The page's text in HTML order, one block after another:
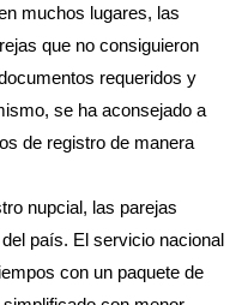
muchos lugares, las
que no consiguieron
requeridos y
se ha aconsejado a
de registro de manera
nupcial, las parejas
país. El servicio nacional
con un paquete de